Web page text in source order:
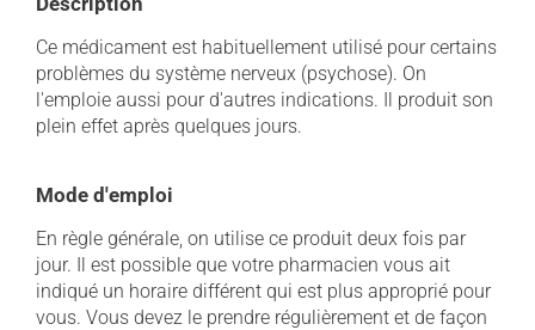
Ce médicament est habituellement utilisé pour certains
problèmes du système nerveux (psychose). On
l'emploie aussi pour d'autres indications. Il produit son
plein effet après quelques jours.
Mode d'emploi
En règle générale, on utilise ce produit deux fois par
jour. Il est possible que votre pharmacien vous ait
indiqué un horaire différent qui est plus approprié pour
vous. Vous devez le prendre régulièrement et de façon